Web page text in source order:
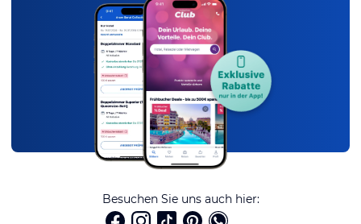
Besuchen Sie uns auch hier: